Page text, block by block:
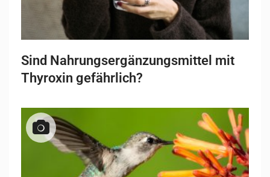
Sind Nahrungsergänzungsmittel mit
Thyroxin gefährlich?